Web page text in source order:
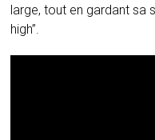
large, tout en gardant sa
high”.